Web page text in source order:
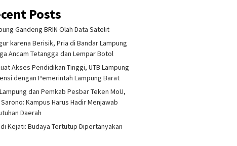
Posts
Gandeng BRIN Olah Data Satelit
karena Berisik, Pria di Bandar Lampung
Ancam Tetangga dan Lempar Botol
Akses Pendidikan Tinggi, UTB Lampung
dengan Pemerintah Lampung Barat
dan Pemkab Pesbar Teken MoU,
Kampus Harus Hadir Menjawab
Daerah
Kejati: Budaya Tertutup Dipertanyakan